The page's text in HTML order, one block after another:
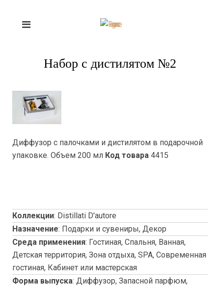
Набор с дистилятом №2
Диффузор с палочками и дистилятом в подарочной
упаковке. Объем 200 мл Код товара 4415
Коллекции: Distillati D'autore
Назначение: Подарки и сувениры, Декор
Среда применения: Гостиная, Спальня, Ванная,
Детская территория, Зона отдыха, SPA, Современная
гостиная, Кабинет или мастерская
Форма выпуска: Диффузор, Запасной парфюм,